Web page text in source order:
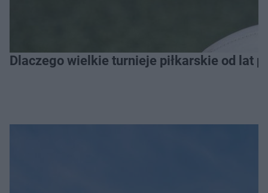
Dlaczego wielkie turnieje piłkarskie od lat